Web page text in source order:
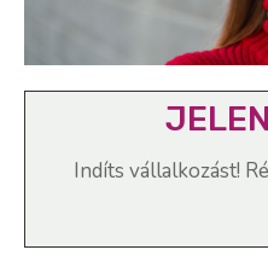
Indíts vállalkozást!